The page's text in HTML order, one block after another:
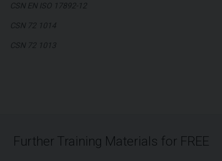
CSN EN ISO 17892-12
CSN 72 1014
CSN 72 1013
Further Training Materials for FREE